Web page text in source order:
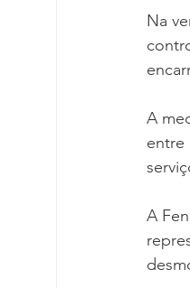
Na
A
entre
A